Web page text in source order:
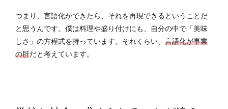
つまり、言語化ができたら、それを再現できるということだ
と思うんです。僕は料理や盛り付けにも、自分の中で「美味
しさ」の方程式を持っています。それくらい、 言語化が事業
の肝だと考えています。